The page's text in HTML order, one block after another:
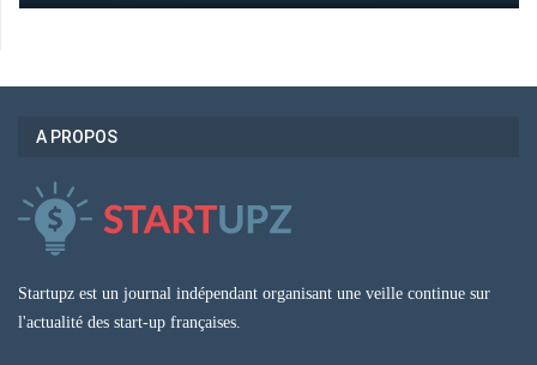
A PROPOS
Startupz est un journal indépendant organisant une veille continue sur
l'actualité des start-up françaises.